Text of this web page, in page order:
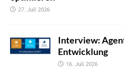
27. Juli 2026
Interview:
Entwicklung
16. Juli 2026